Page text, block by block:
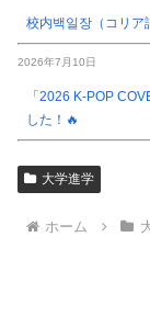
校内백일장（コリ
2026年7月10日
「2026 K-POP
した！🔥
大学進学
ホーム